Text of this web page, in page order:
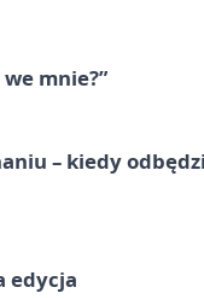
mnie?”
– kiedy
edycja